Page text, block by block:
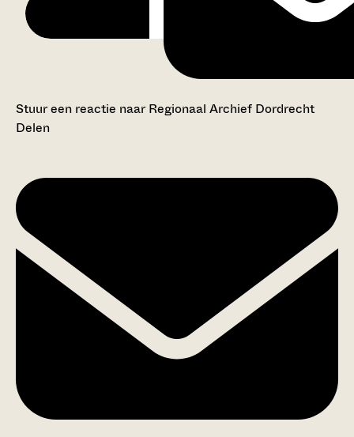
Stuur een reactie naar Regionaal Archief Dordrecht
Delen